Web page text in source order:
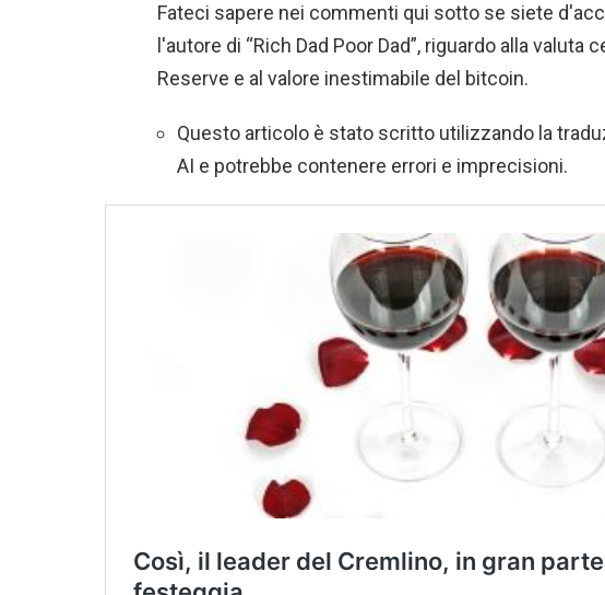
Fateci sapere nei commenti qui sotto se siete
l'autore di “Rich Dad Poor Dad”, riguardo alla valuta
Reserve e al valore inestimabile del bitcoin.
Questo articolo è stato scritto utilizzando la
AI e potrebbe contenere errori e imprecisioni.